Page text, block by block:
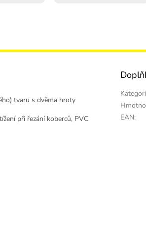
tvaru s dvěma hroty
při řezání koberců, PVC
EAN: